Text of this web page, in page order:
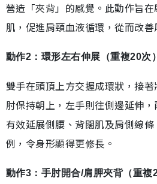
營造「夾背」的感覺。此動作旨
肌，促進肩頸血液循環，從而改
動作2：環形左右伸展（重複20次）
雙手在頭頂上方交握成環狀，接
肘保持朝上，左手則往側邊延伸
有效延展側腰、背闊肌及肩側線
例，令身形顯得更修長。
動作3：手肘開合/肩胛夾背（重複